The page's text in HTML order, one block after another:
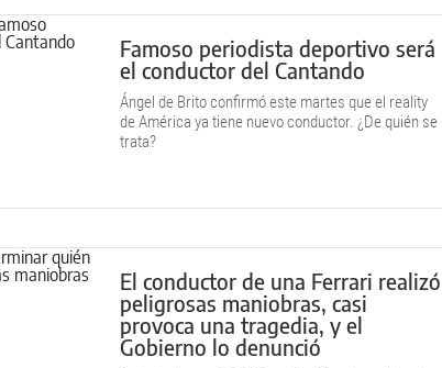
Famoso periodista deportivo será
el conductor del Cantando
Ángel de Brito confirmó este martes que el reality
de América ya tiene nuevo conductor. ¿De quién se
trata?
El conductor de una Ferrari realizó
peligrosas maniobras, casi
provoca una tragedia, y el
Gobierno lo denunció